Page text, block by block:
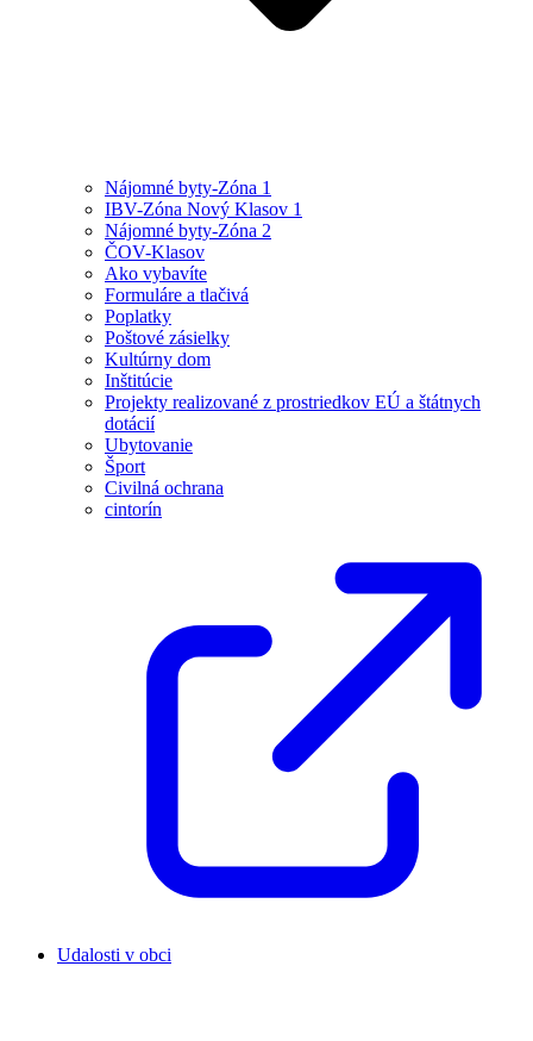
Nájomné byty-Zóna 1
IBV-Zóna Nový Klasov 1
Nájomné byty-Zóna 2
ČOV-Klasov
Ako vybavíte
Formuláre a tlačivá
Poplatky
Poštové zásielky
Kultúrny dom
Inštitúcie
Projekty realizované z prostriedkov EÚ a štátnych
dotácií
Ubytovanie
Šport
Civilná ochrana
cintorín
Udalosti v obci